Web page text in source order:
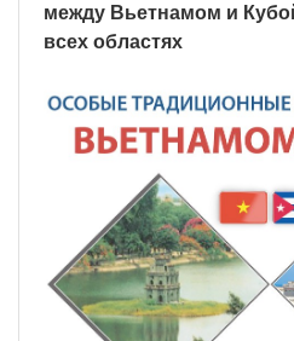
между Вьетнамом и
всех областях